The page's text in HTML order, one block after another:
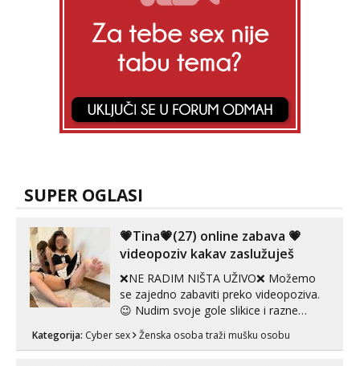
064/677-677- Kod: #123
Anđela
Čekam tvoj poziv!
tel:0,93€ - mob:1,12€ min
SUPER OGLASI
💗Tina💗(27) online zabava 💗
videopoziv kakav zaslužuješ
❌NE RADIM NIŠTA UŽIVO❌ Možemo
se zajedno zabaviti preko videopoziva.
😉 Nudim svoje gole slikice i razne
videouradke. 🤩 Za online zabavu pošalji
poruku na Whatsapp, Telegram ili Viber.
Kategorija: Cyber sex Ženska osoba traži mušku osobu